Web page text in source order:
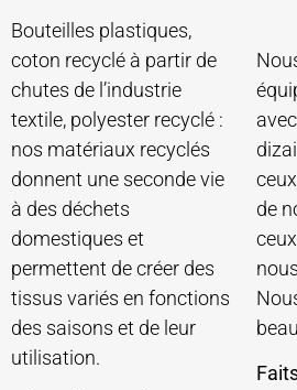
Bouteilles plastiques,
coton recyclé à partir de
chutes de l’industrie
textile, polyester recyclé :
nos matériaux recyclés
donnent une seconde vie
à des déchets
domestiques et
permettent de créer des
tissus variés en fonctions
des saisons et de leur
utilisation.
de